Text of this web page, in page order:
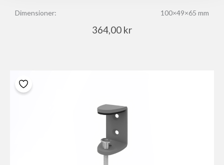
Dimensioner: 100×49×65 mm
364,00 kr